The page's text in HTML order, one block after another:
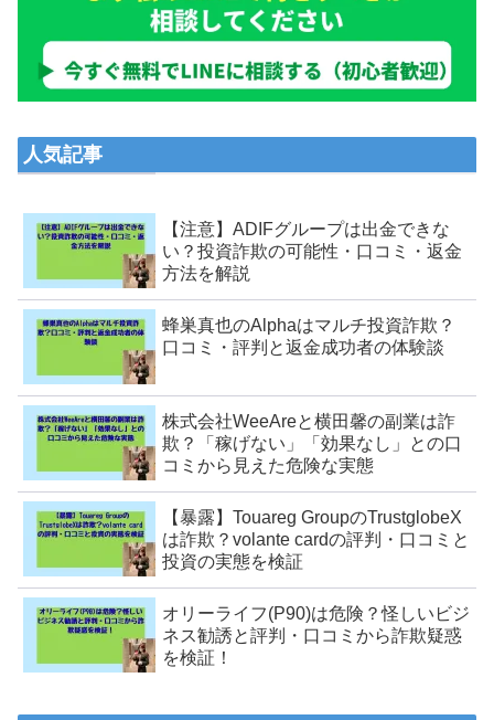
人気記事
【注意】ADIFグループは出金できな
い？投資詐欺の可能性・口コミ・返金
方法を解説
蜂巣真也のAlphaはマルチ投資詐欺？
口コミ・評判と返金成功者の体験談
株式会社WeeAreと横田馨の副業は詐
欺？「稼げない」「効果なし」との口
コミから見えた危険な実態
【暴露】Touareg GroupのTrustglobeX
は詐欺？volante cardの評判・口コミと
投資の実態を検証
オリーライフ(P90)は危険？怪しいビジ
ネス勧誘と評判・口コミから詐欺疑惑
を検証！